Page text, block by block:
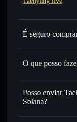
É seguro
Taehyung live
O que posso
Taehyung
Trocar
SOL, USDC ou
melhor preço
Posso enviar
Solana?